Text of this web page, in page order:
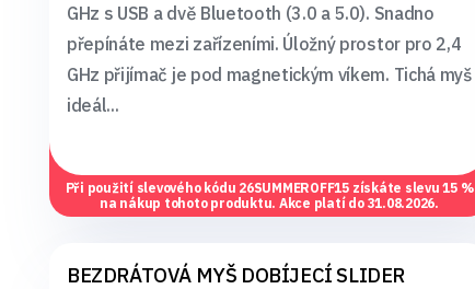
GHz s USB a dvě Bluetooth (3.0 a 5.0). Snadno
přepínáte mezi zařízeními. Úložný prostor pro 2,4
GHz přijímač je pod magnetickým víkem. Tichá myš
ideál...
Při použití slevového kódu 26SUMMEROFF15 získáte slevu 15 %
na nákup tohoto produktu. Akce platí do 31.08.2026.
BEZDRÁTOVÁ MYŠ DOBÍJECÍ SLIDER